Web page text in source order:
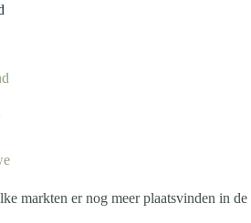
markten er nog meer plaatsvinden in de